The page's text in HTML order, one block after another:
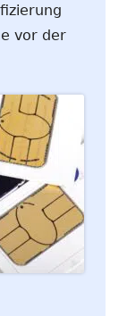
vor der